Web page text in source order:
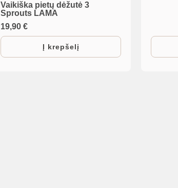
Vaikiška pietų dėžutė 3
Sprouts LAMA
19,90€
Į krepšelį